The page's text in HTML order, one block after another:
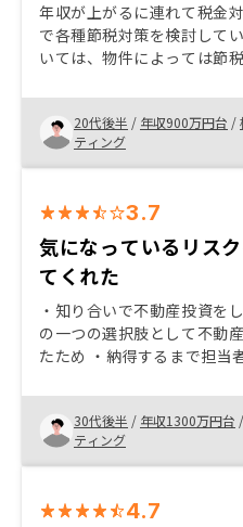
年収が上がるに連れて税金
で各種節税対策を検討していました。 中
いては、物件によっては節
で不動産投資を検討し始め
由としてはアプリ上で一括
ーディな提案をいただいたところです
身になって話を聞いてくだ
す！
20代後半 / 年収900万円台 /
ティング
3.7
気になっているリス
てくれた
・知り合いで不動産投資を
の一つの選択肢として不動
たため ・納得するまで担当
入後のサービスに重きを置
いたため ・
30代後半 / 年収1300万円台 /
ティング
4.7